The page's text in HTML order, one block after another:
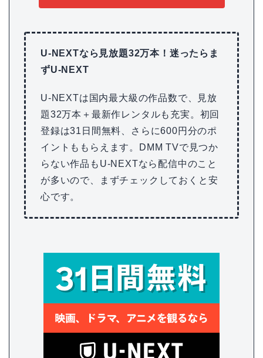
U-NEXTなら見放題32万本！迷ったらま
ずU-NEXT
U-NEXTは国内最大級の作品数で、見放
題32万本＋最新作レンタルも充実。初回
登録は31日間無料、さらに600円分のポ
イントももらえます。DMM TVで見つか
らない作品もU-NEXTなら配信中のこと
が多いので、まずチェックしておくと安
心です。